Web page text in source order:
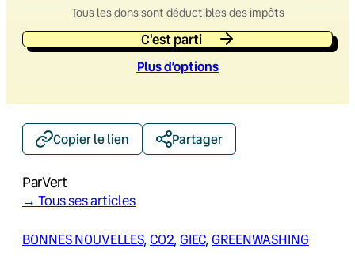
Tous les dons sont déductibles des impôts
C'est parti
Plus d’options
Copier le lien Partager
ParVert
→ Tous ses articles
BONNES NOUVELLES, CO2, GIEC, GREENWASHING